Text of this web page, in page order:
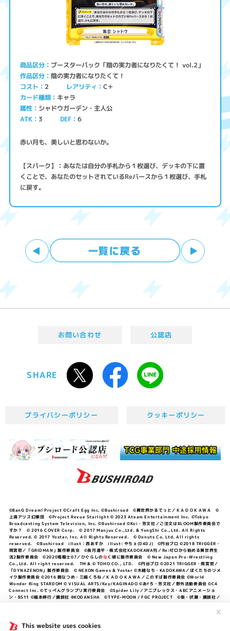
This website uses cookies
✕
商品区分 ブースターパック「陰の実力者になりたくて！ vol.2」
作品区分 陰の実力者になりたくて！
コスト 2 レアリティ C＋
カード種類 キャラ
属性 シャドウガーデン・主人公
ATK 3 DEF 6
赤い月も、美しいと思わないか。
【スパーク】：あなたは自分の手札から１枚選び、デッキの下に置
くことで、あなたのセットされているReバースから１枚選び、手札
に戻す。
お問い合わせ 公認店
SHARE
プライバシーポリシー クッキーポリシー
©BanG Dream! Project ©Craft Egg Inc. ©Bushiroad ©異世界かるてっと／ＫＡＤＯＫＡＷＡ ©
上海アリス幻樂団 ©Project Revue Starlight © 2023 Ateam Entertainment Inc. ©Tokyo
Broadcasting System Television, Inc. ©Bushiroad ©Koi・芳文社／ご注文はBLOOM製作委員会で
すか？ © 2016 COVER Corp. © 2017 Manjuu Co.,Ltd. & YongShi Co.,Ltd. All Rights
Reserved. © 2017 Yostar, Inc. All Rights Reserved. © Donuts Co. Ltd. All rights
reserved. ©Bushiroad illust：西あすか illust: やちぇ(D4DJ) ©円谷プロ ©2018 TRIGGER・
雨宮哲／「GRIDMAN」製作委員会 ©長月達平・株式会社KADOKAWA刊／Re:ゼロから始める異世界生
活2製作委員会 ©2020竜騎士07／ひぐらしのなく頃に製作委員会 © New Japan Pro-Wrestling
Co.,Ltd. All right reserved. TM & © TOHO CO., LTD. ©円谷プロ ©2021 TRIGGER・雨宮哲／
「DYNAZENON」製作委員会 © NEXON Games & Yostar ©木緒なち・KADOKAWA／ぼくたちのリメ
イク製作委員会 ©2016 暁なつめ・三嶋くろね／ＫＡＤＯＫＡＷＡ／このすば製作委員会 ©World
Wonder Ring STARDOM © VISUAL ARTS/Key/KAGINADO ©あfろ・芳文社／野外活動委員会 ©C4
Connect Inc. ©てっぺんグランプリ実行委員会 ©Spider Lily／アニプレックス・ABCアニメーショ
ン・BS11 ©福本伸行／講談社 ®KODANSHA ©TYPE-MOON / FGC PROJECT ©柴・伏瀬・講談社／
©中村力斗・野澤ゆき子／集英社・君のことが大大大大大好きな製作委員会 ©IIS-P／ぽんのみち製作委